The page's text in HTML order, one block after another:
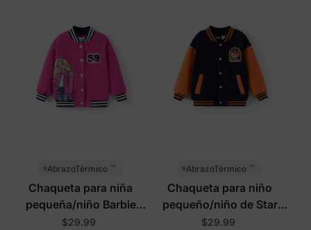
AbrazoTérmico ™
Chaqueta para niña
pequeña/niño Barbie
color rosa intenso
$29.99
AbrazoTérmico ™
Chaqueta para niño
pequeño/niño de Star
Wars en azul profundo
$29.99